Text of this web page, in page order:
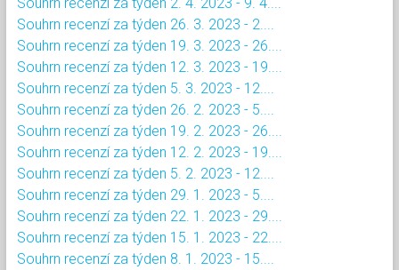
Souhrn recenzí za týden 26. 3. 2023 - 2....
Souhrn recenzí za týden 19. 3. 2023 - 26....
Souhrn recenzí za týden 12. 3. 2023 - 19....
Souhrn recenzí za týden 5. 3. 2023 - 12....
Souhrn recenzí za týden 26. 2. 2023 - 5....
Souhrn recenzí za týden 19. 2. 2023 - 26....
Souhrn recenzí za týden 12. 2. 2023 - 19....
Souhrn recenzí za týden 5. 2. 2023 - 12....
Souhrn recenzí za týden 29. 1. 2023 - 5....
Souhrn recenzí za týden 22. 1. 2023 - 29....
Souhrn recenzí za týden 15. 1. 2023 - 22....
Souhrn recenzí za týden 8. 1. 2023 - 15....